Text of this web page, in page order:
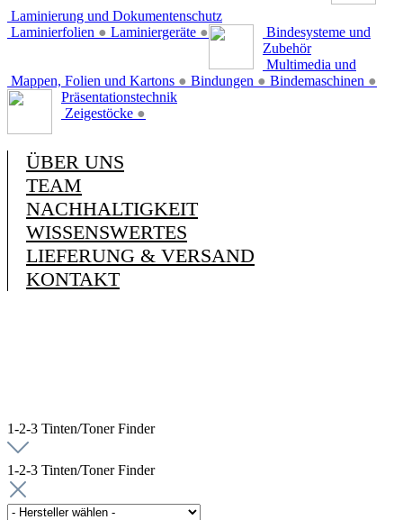
Laminierung und Dokumentenschutz
Laminierfolien ● Laminiergeräte ●
Bindesysteme und
Zubehör
Mappen, Folien und Kartons ● Bindungen ● Bindemaschinen ●
Multimedia und
Präsentationstechnik
Zeigestöcke ●
ÜBER UNS
TEAM
NACHHALTIGKEIT
WISSENSWERTES
LIEFERUNG & VERSAND
KONTAKT
1-2-3 Tinten/Toner Finder
1-2-3 Tinten/Toner Finder